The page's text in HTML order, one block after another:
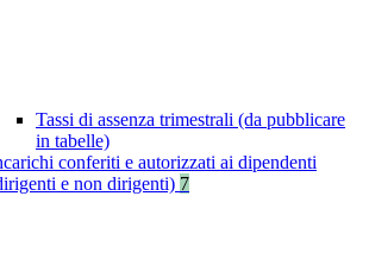
Tassi di assenza trimestrali (da pubblicare
in tabelle)
conferiti e autorizzati ai dipendenti
e non dirigenti) 7